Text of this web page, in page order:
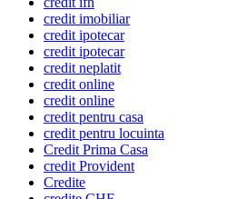
credit imobiliar
credit ipotecar
credit ipotecar
credit neplatit
credit online
credit online
credit pentru casa
credit pentru locuinta
Credit Prima Casa
credit Provident
Credite